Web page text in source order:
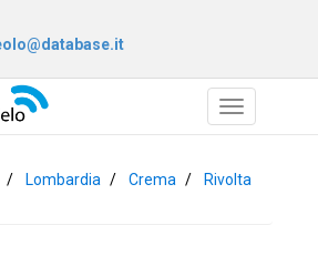
Lombardia Crema
Rivolta